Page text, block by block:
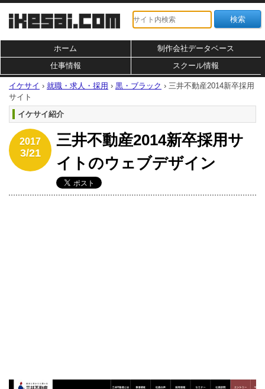
ホーム
制作会社データベース
仕事情報
スクール情報
イケサイ › 就職・求人・採用 › 黒・ブラック › 三井不動産2014新卒採用
サイト
イケサイ紹介
2017
3/21
三井不動産2014新卒採用サ
イトのウェブデザイン